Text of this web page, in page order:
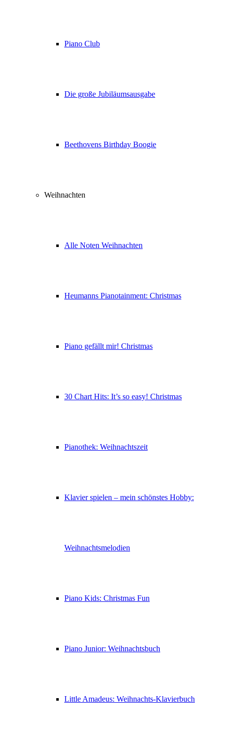
Piano Club
Die große Jubiläumsausgabe
Beethovens Birthday Boogie
Weihnachten
Alle Noten Weihnachten
Heumanns Pianotainment: Christmas
Piano gefällt mir! Christmas
30 Chart Hits: It’s so easy! Christmas
Pianothek: Weihnachtszeit
Klavier spielen – mein schönstes Hobby:
Weihnachtsmelodien
Piano Kids: Christmas Fun
Piano Junior: Weihnachtsbuch
Little Amadeus: Weihnachts-Klavierbuch